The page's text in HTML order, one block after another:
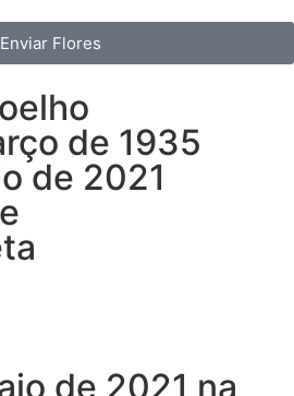
Enviar Flores
de 1935
de 2021
de 2021 na